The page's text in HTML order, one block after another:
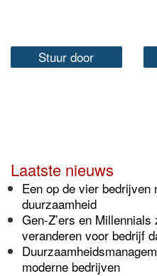
Stuur door
Laatste nieuws
Een op de vier
duurzaamheid
Gen-Z’ers en
veranderen voor bedrijf
moderne bedrijven